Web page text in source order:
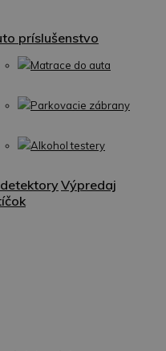
príslušenstvo
Matrace do auta
Parkovacie zábrany
Alkohol testery
Výpredaj